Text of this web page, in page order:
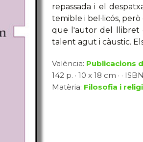
repassada i el
temible i bel·licós,
que l'autor del llibret
talent agut i càustic.
València: Publicacions
142 p. · 10 x 18 cm · ·
Matèria: Filosofia i